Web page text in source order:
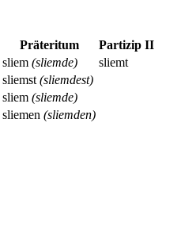
Präteritum
Partizip II
sliem (sliemde)
sliemt
sliemst (sliemdest)
sliem (sliemde)
sliemen (sliemden)